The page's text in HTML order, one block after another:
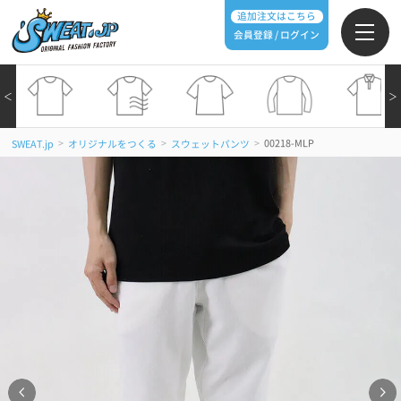
追加注文はこちら
会員登録 / ログイン
＞
＜
SWEAT.jp > オリジナルをつくる > スウェットパンツ > 00218-MLP